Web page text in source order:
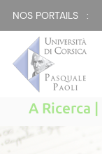
NOS PORTAILS :
A Ricerca |